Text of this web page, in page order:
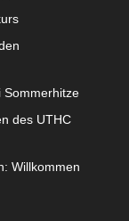
Sommerhitze
des UTHC
Willkommen